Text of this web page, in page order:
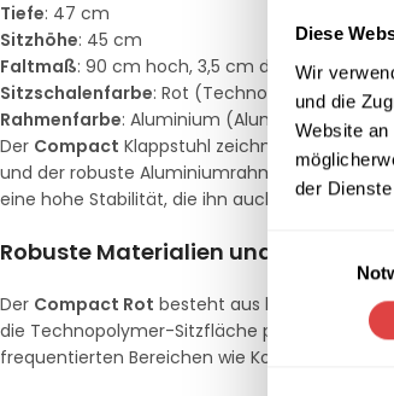
Diese
Wir
und die
Website
der
Tiefe: 47 cm
Sitzhöhe: 45 cm
Faltmaß: 90 cm hoch, 3,5 cm dick
Sitzschalenfarbe: Rot (Technopolymer)
Rahmenfarbe: Aluminium (Aluminium, lackiert)
Der Compact Klappstuhl zeichnet sich durch
und der robuste Aluminiumrahmen sorgen
eine hohe Stabilität, die ihn auch für den
Robuste Materialien und
Der Compact Rot besteht aus langlebigen
die Technopolymer-Sitzfläche pflegeleicht
frequentierten Bereichen wie